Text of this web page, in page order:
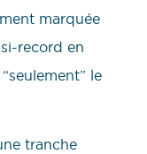
marquée
record en
le
tranche